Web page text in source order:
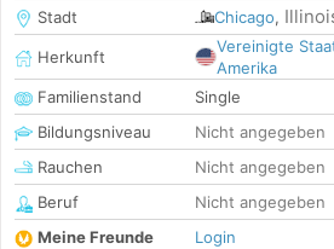
Stadt
Chicago,
Herkunft
Vereinigte
Amerika
Familienstand
Single
Bildungsniveau
Nicht angegeben
Rauchen
Nicht angegeben
Beruf
Nicht angegeben
Meine Freunde
Login